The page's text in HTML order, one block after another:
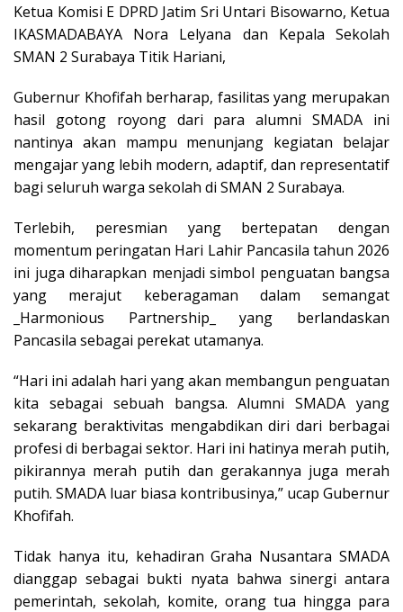
Ketua Komisi E DPRD Jatim Sri Untari Bisowarno, Ketua
IKASMADABAYA Nora Lelyana dan Kepala Sekolah
SMAN 2 Surabaya Titik Hariani,
Gubernur Khofifah berharap, fasilitas yang merupakan
hasil gotong royong dari para alumni SMADA ini
nantinya akan mampu menunjang kegiatan belajar
mengajar yang lebih modern, adaptif, dan representatif
bagi seluruh warga sekolah di SMAN 2 Surabaya.
Terlebih, peresmian yang bertepatan dengan
momentum peringatan Hari Lahir Pancasila tahun 2026
ini juga diharapkan menjadi simbol penguatan bangsa
yang merajut keberagaman dalam semangat
_Harmonious Partnership_ yang berlandaskan
Pancasila sebagai perekat utamanya.
“Hari ini adalah hari yang akan membangun penguatan
kita sebagai sebuah bangsa. Alumni SMADA yang
sekarang beraktivitas mengabdikan diri dari berbagai
profesi di berbagai sektor. Hari ini hatinya merah putih,
pikirannya merah putih dan gerakannya juga merah
putih. SMADA luar biasa kontribusinya,” ucap Gubernur
Khofifah.
Tidak hanya itu, kehadiran Graha Nusantara SMADA
dianggap sebagai bukti nyata bahwa sinergi antara
pemerintah, sekolah, komite, orang tua hingga para